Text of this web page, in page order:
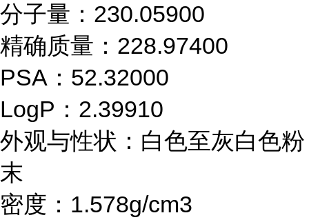
分子量：230.05900
精确质量：228.97400
PSA：52.32000
LogP：2.39910
外观与性状：白色至灰白色粉
末
密度：1.578g/cm3